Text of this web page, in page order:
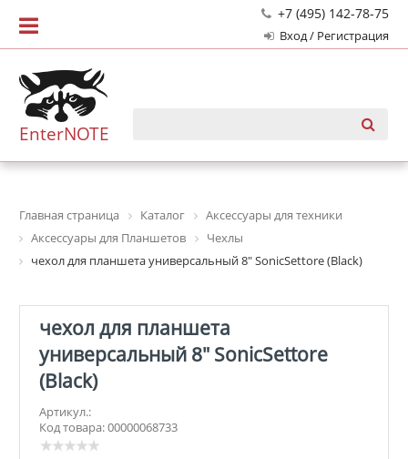
+7 (495) 142-78-75
Вход / Регистрация
EnterNOTE
Главная страница Каталог
Аксессуары для техники
Аксессуары для Планшетов
Чехлы
чехол для планшета универсальный 8" SonicSettore (Black)
чехол для планшета
универсальный 8" SonicSettore
(Black)
Артикул.:
Код товара: 00000068733